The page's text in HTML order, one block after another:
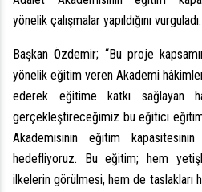
yönelik çalışmalar yapıldığını vurguladı.
Başkan Özdemir; “Bu proje
yönelik eğitim veren Akademi
ederek eğitime katkı sağlayan
gerçekleştireceğimiz bu eğitici
Akademisinin eğitim
hedefliyoruz. Bu eğitim; hem
ilkelerin görülmesi, hem de taslakları